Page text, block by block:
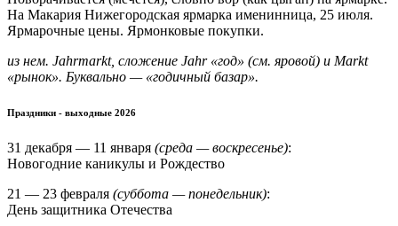
На Макария Нижегородская ярмарка именинница, 25 июля.
Ярмарочные цены. Ярмонковые покупки.
из нем. Jahrmarkt, сложение Jahr «год» (см. яровой) и Markt
«рынок». Буквально — «годичный базар».
Праздники - выходные 2026
31 декабря — 11 января (среда — воскресенье):
Новогодние каникулы и Рождество
21 — 23 февраля (суббота — понедельник):
День защитника Отечества